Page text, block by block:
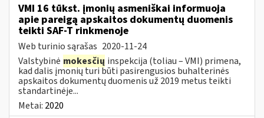
VMI 16 tūkst. įmonių asmeniškai informuoja
apie pareigą apskaitos dokumentų duomenis
teikti SAF-T rinkmenoje
Web turinio sąrašas 2020-11-24
Valstybinė mokesčių inspekcija (toliau – VMI) primena,
kad dalis įmonių turi būti pasirengusios buhalterinės
apskaitos dokumentų duomenis už 2019 metus teikti
standartinėje...
Metai: 2020